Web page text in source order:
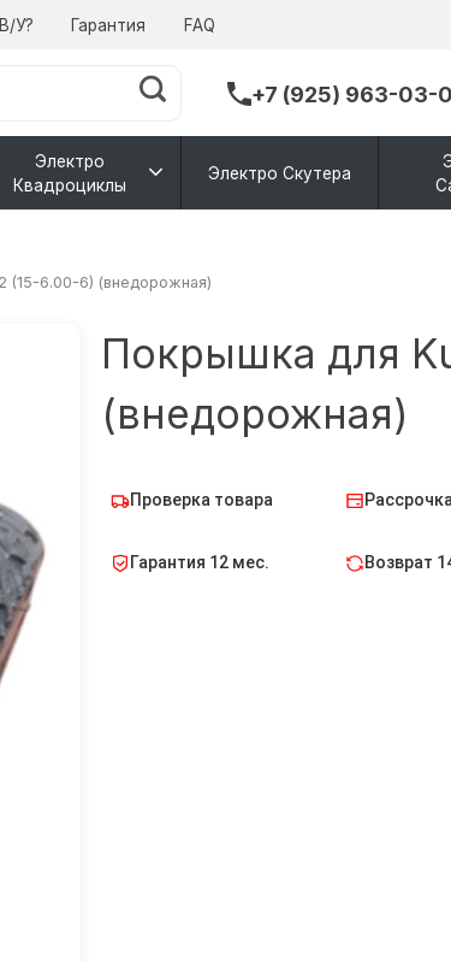
У? Гарантия FAQ
+7 (925) 963-03-
Электро
Квадроциклы
Электро Скутера
(15-6.00-6) (внедорожная)
Покрышка для
(внедорожная)
Проверка товара
Гарантия 12 мес. Возврат